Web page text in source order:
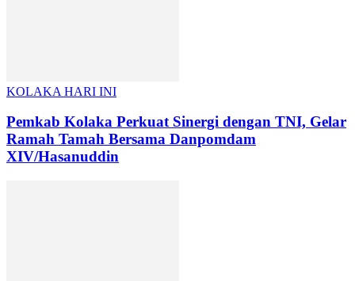
KOLAKA HARI INI
Pemkab Kolaka Perkuat Sinergi dengan TNI, Gelar
Ramah Tamah Bersama Danpomdam
XIV/Hasanuddin